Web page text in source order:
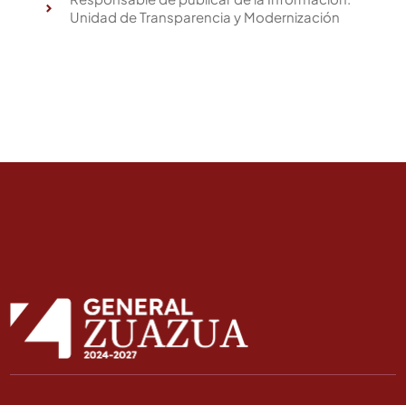
Unidad de Transparencia y Modernización